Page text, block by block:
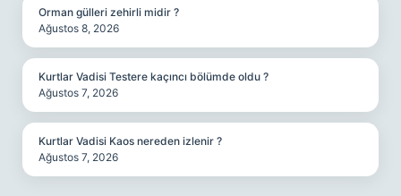
Orman gülleri zehirli midir ?
Ağustos 8, 2026
Kurtlar Vadisi Testere kaçıncı bölümde oldu ?
Ağustos 7, 2026
Kurtlar Vadisi Kaos nereden izlenir ?
Ağustos 7, 2026